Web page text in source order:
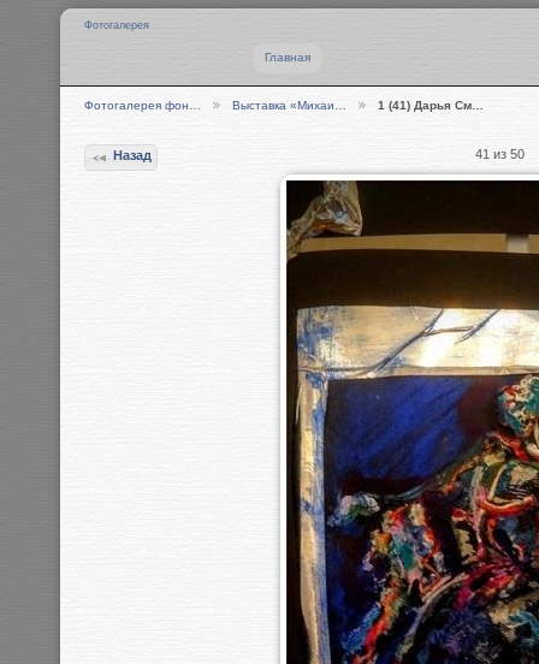
Фотогалерея
Главная
Фотогалерея фон… Выставка «Михаи… 1 (41) Дарья См…
Назад 41 из 50